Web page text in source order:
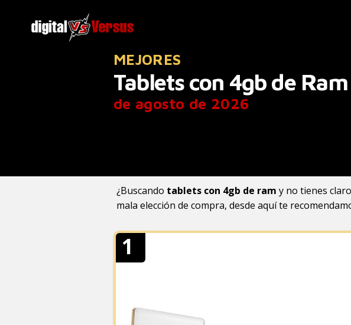
MEJORES
Tablets con 4gb de Ram
de agosto de 2026
¿Buscando tablets con 4gb de ram y no tienes
mala elección de compra, desde aquí te
1